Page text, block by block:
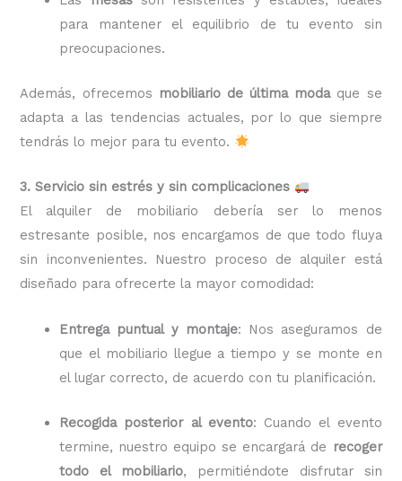
para mantener el equilibrio de tu evento sin
preocupaciones.
Además, ofrecemos mobiliario de última modaque se
adapta a las tendencias actuales, por lo que siempre
tendrás lo mejor para tu evento.
3. Servicio sin estrés y sin complicaciones
El alquiler de mobiliario debería ser lo menos
estresante posible, nos encargamos de que todo fluya
sin inconvenientes. Nuestro proceso de alquiler está
diseñado para ofrecerte la mayor comodidad:
Entrega puntual y montaje: Nos aseguramos de
que el mobiliario llegue a tiempo y se monte en
el lugar correcto, de acuerdo con tu planificación.
Recogida posterior al evento: Cuando el evento
termine, nuestro equipo se encargará de recoger
todo el mobiliario, permitiéndote disfrutar sin